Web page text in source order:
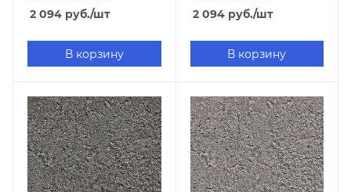
2 094 руб./шт
В корзину
2 094руб./шт
В корзину